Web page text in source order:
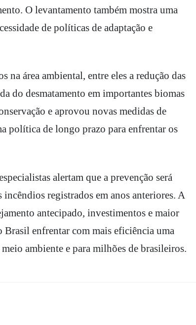
O levantamento também mostra uma
de políticas de adaptação e
na área ambiental, entre eles a redução das
do desmatamento em importantes biomas
e aprovou novas medidas de
política de longo prazo para enfrentar os
alertam que a prevenção será
registrados em anos anteriores. A
antecipado, investimentos e maior
enfrentar com mais eficiência uma
ambiente e para milhões de brasileiros.